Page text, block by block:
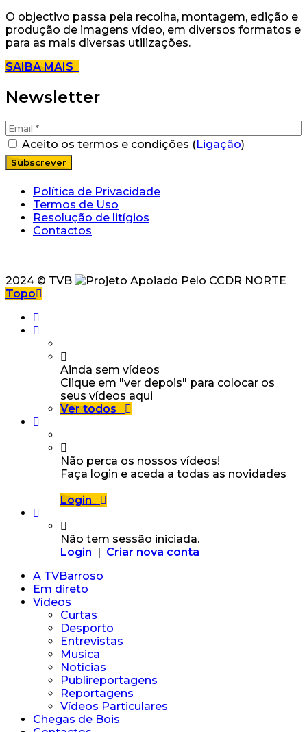
O objectivo passa pela recolha, montagem, edição e
produção de imagens vídeo, em diversos formatos e
para as mais diversas utilizações.
SAIBA MAIS
Newsletter
Aceito os termos e condições (Ligação)
Política de Privacidade
Termos de Uso
Resolução de litígios
Contactos
2024 © TVB
Topo
Ainda sem vídeos
Clique em "ver depois" para colocar os
seus vídeos aqui
Ver todos
Não perca os nossos vídeos!
Faça login e aceda a todas as novidades
Login
Não tem sessão iniciada.
Login | Criar nova conta
A TVBarroso
Em direto
Vídeos
Curtas
Desporto
Entrevistas
Musica
Notícias
Publireportagens
Reportagens
Vídeos Particulares
Chegas de Bois